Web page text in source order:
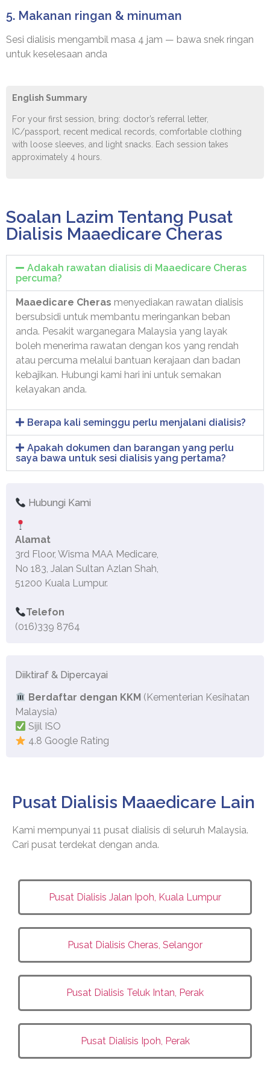
5. Makanan ringan & minuman
Sesi dialisis mengambil masa 4 jam — bawa snek ringan
untuk keselesaan anda
English Summary
For your first session, bring: doctor’s referral letter,
IC/passport, recent medical records, comfortable clothing
with loose sleeves, and light snacks. Each session takes
approximately 4 hours.
Soalan Lazim Tentang Pusat
Dialisis Maaedicare Cheras
Adakah rawatan dialisis di Maaedicare Cheras
percuma?
Maaedicare Cheras menyediakan rawatan dialisis
bersubsidi untuk membantu meringankan beban
anda. Pesakit warganegara Malaysia yang layak
boleh menerima rawatan dengan kos yang rendah
atau percuma melalui bantuan kerajaan dan badan
kebajikan. Hubungi kami hari ini untuk semakan
kelayakan anda.
Berapa kali seminggu perlu menjalani dialisis?
Apakah dokumen dan barangan yang perlu
saya bawa untuk sesi dialisis yang pertama?
Hubungi Kami
Alamat
3rd Floor, Wisma MAA Medicare,
No 183, Jalan Sultan Azlan Shah,
51200 Kuala Lumpur.
Telefon
(016)339 8764
Diiktiraf & Dipercayai
Berdaftar dengan KKM (Kementerian Kesihatan
Malaysia)
Sijil ISO
4.8 Google Rating
Pusat Dialisis Maaedicare Lain
Kami mempunyai 11 pusat dialisis di seluruh Malaysia.
Cari pusat terdekat dengan anda.
Pusat Dialisis Jalan Ipoh, Kuala Lumpur
Pusat Dialisis Cheras, Selangor
Pusat Dialisis Teluk Intan, Perak
Pusat Dialisis Ipoh, Perak